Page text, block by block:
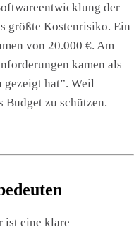
der
größte Kostenrisiko. Ein
von 20.000 €. Am
kamen als
gezeigt hat”. Weil
Budget zu schützen.
ist eine klare